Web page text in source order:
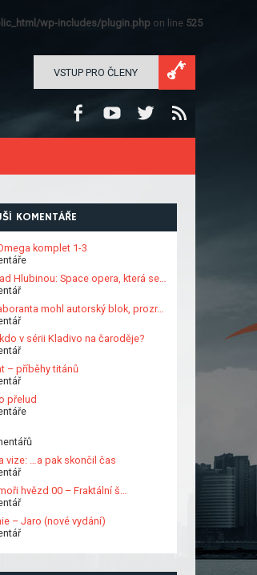
wp-includes/plugin.php on line 525
VSTUP PRO ČLENY
KOMENTÁŘE
komplet 1-3
Hlubinou: Space opera, která se…
mohl autorský blok, prozr…
v sérii Kladivo na čaroděje?
– příběhy titánů
přelud
vize: …a pak skončil čas
hvězd 00 – Fraktální š…
– Jaro (nové vydání)